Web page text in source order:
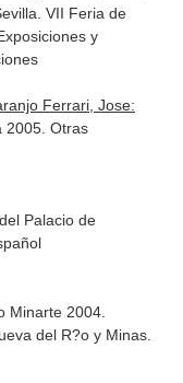
VII Feria de
y
Ferrari, Jose:
2005. Otras
Palacio de
Minarte 2004.
del R?o y Minas.